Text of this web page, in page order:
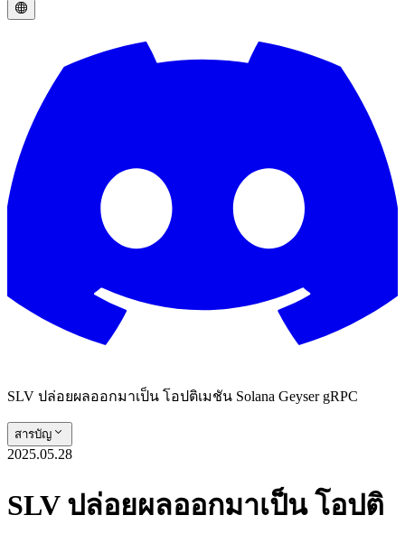
SLV ปล่อยผลออกมาเป็น โอปติเมชัน Solana Geyser gRPC
สารบัญ
2025.05.28
SLV ปล่อยผลออกมาเป็น โอปติ